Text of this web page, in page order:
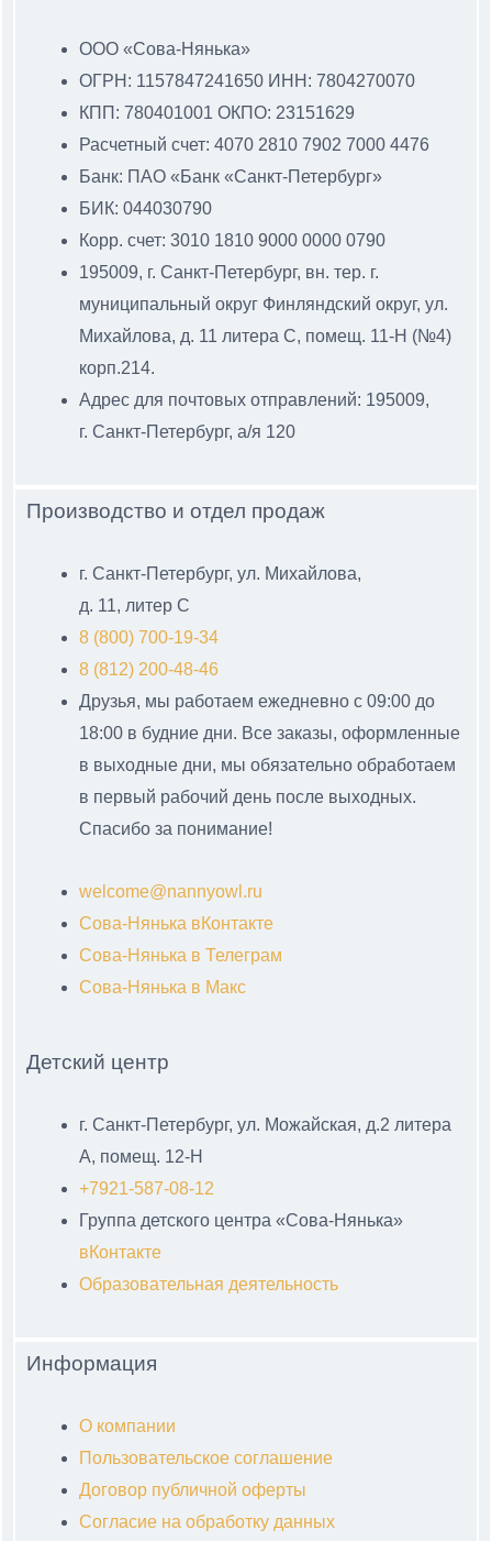
ООО «Сова-Нянька»
ОГРН: 1157847241650 ИНН: 7804270070
КПП: 780401001 ОКПО: 23151629
Расчетный счет: 4070 2810 7902 7000 4476
Банк: ПАО «Банк «Санкт-Петербург»
БИК: 044030790
Корр. счет: 3010 1810 9000 0000 0790
195009, г. Санкт-Петербург, вн. тер. г.
муниципальный округ Финляндский округ, ул.
Михайлова, д. 11 литера С, помещ. 11-Н (№4)
корп.214.
Адрес для почтовых отправлений: 195009,
г. Санкт-Петербург, а/я 120
Производство и отдел продаж
г. Санкт-Петербург, ул. Михайлова,
д. 11, литер С
8 (800) 700-19-34
8 (812) 200-48-46
Друзья, мы работаем ежедневно с 09:00 до
18:00 в будние дни. Все заказы, оформленные
в выходные дни, мы обязательно обработаем
в первый рабочий день после выходных.
Спасибо за понимание!
welcome@nannyowl.ru
Сова-Нянька вКонтакте
Сова-Нянька в Телеграм
Сова-Нянька в Макс
Детский центр
г. Санкт-Петербург, ул. Можайская, д.2 литера
А, помещ. 12-Н
+7921-587-08-12
Группа детского центра «Сова-Нянька»
вКонтакте
Образовательная деятельность
Информация
О компании
Пользовательское соглашение
Договор публичной оферты
Согласие на обработку данных